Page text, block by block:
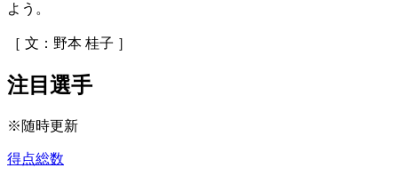
よう。
［ 文：野本 桂子 ］
注目選手
※随時更新
得点総数